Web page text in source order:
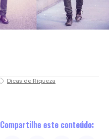
Dicas de Riqueza
Compartilhe este conteúdo: